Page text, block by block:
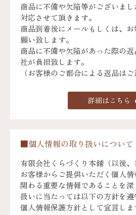
商品に不備や欠陥等がございま
対応させて頂きます。
商品到着後にメールもしくは、
願い致します。
商品に不備や欠陥があった際の
社が負担致します。
（お客様のご都合による返品はご
詳細はこちら
■個人情報の取り扱いについて
有限会社くらづくり本舗（以後、
お客様からご提供いただく個人
関わる重要な情報であることを
扱いに当たっては以下の方針を
個人情報保護方針として宣言しま